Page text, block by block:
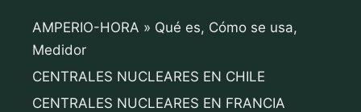
AMPERIO-HORA » Qué es, Cómo se usa,
Medidor
CENTRALES NUCLEARES EN CHILE
CENTRALES NUCLEARES EN FRANCIA